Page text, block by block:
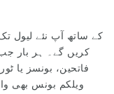
کریں گے۔ ہر بار
فاتحین، بونسز یا